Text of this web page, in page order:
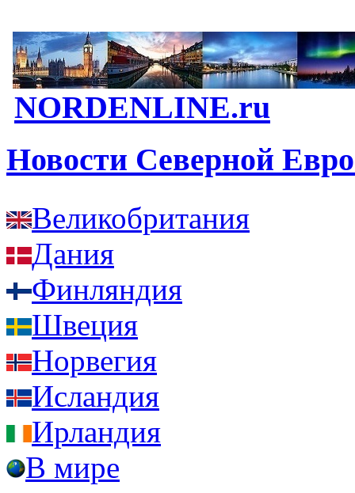
NORDENLINE.ru
Новости Северной
Великобритания
Дания
Финляндия
Швеция
Норвегия
Исландия
Ирландия
В мире